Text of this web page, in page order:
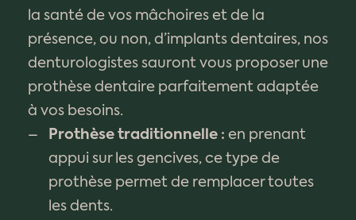
la santé de vos mâchoires et de la
présence, ou non, d’implants dentaires, nos
denturologistes sauront vous proposer une
prothèse dentaire parfaitement adaptée
à vos besoins.
Prothèse traditionnelle : en prenant
appui sur les gencives, ce type de
prothèse permet de remplacer toutes
les dents.